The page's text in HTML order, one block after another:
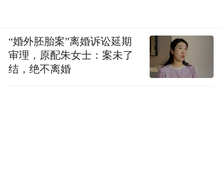
“婚外胚胎案”离婚诉讼延期
审理，原配朱女士：案未了
结，绝不离婚